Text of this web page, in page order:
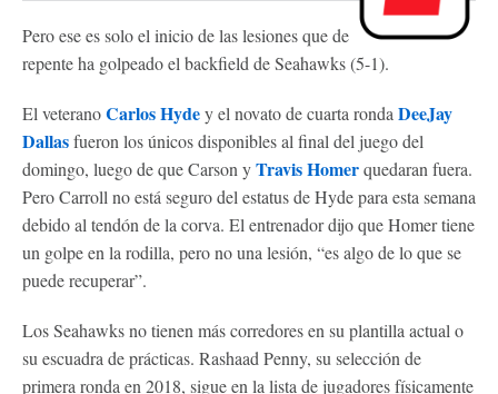
Pero ese es solo el inicio de las lesiones que de
repente ha golpeado el backfield de Seahawks (5-1).
El veteranoCarlos Hydey el novato de cuarta ronda DeeJay
Dallasfueron los únicos disponibles al final del juego del
domingo, luego de que Carson yTravis Homerquedaran fuera.
Pero Carroll no está seguro del estatus de Hyde para esta semana
debido al tendón de la corva. El entrenador dijo que Homer tiene
un golpe en la rodilla, pero no una lesión, “es algo de lo que se
puede recuperar”.
Los Seahawks no tienen más corredores en su plantilla actual o
su escuadra de prácticas. Rashaad Penny, su selección de
primera ronda en 2018, sigue en la lista de jugadores físicamente